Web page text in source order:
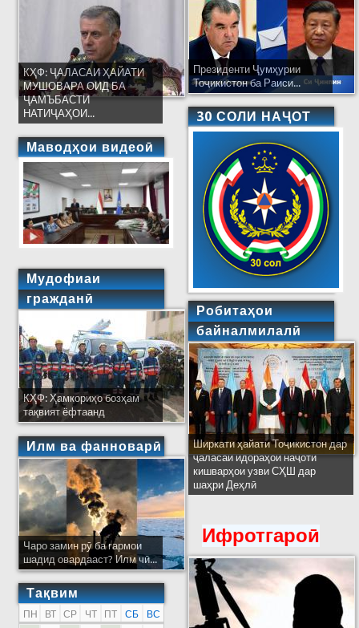
КҲФ: ҶАЛАСАИ ҲАЙАТИ
МУШОВАРА ОИД БА
ҶАМЪБАСТИ
НАТИҶАҲОИ...
Маводҳои видеоӣ
Мудофиаи
гражданӣ
КҲФ: Ҳамкориҳо бозҳам
тақвият ёфтаанд
Илм ва фанноварӣ
Чаро замин рӯ ба гармои
шадид овардааст? Илм чӣ...
Тақвим
ПН ВТ СР ЧТ ПТ СБ
ВС
Президенти Ҷумҳурии
Тоҷикистон ба Раиси...
30 СОЛИ НАҶОТ
Робитаҳои
байналмилалӣ
Ширкати ҳайати Тоҷикистон дар
ҷаласаи идораҳои наҷоти
кишварҳои узви СҲШ дар
шаҳри Деҳлӣ
Ифротгароӣ